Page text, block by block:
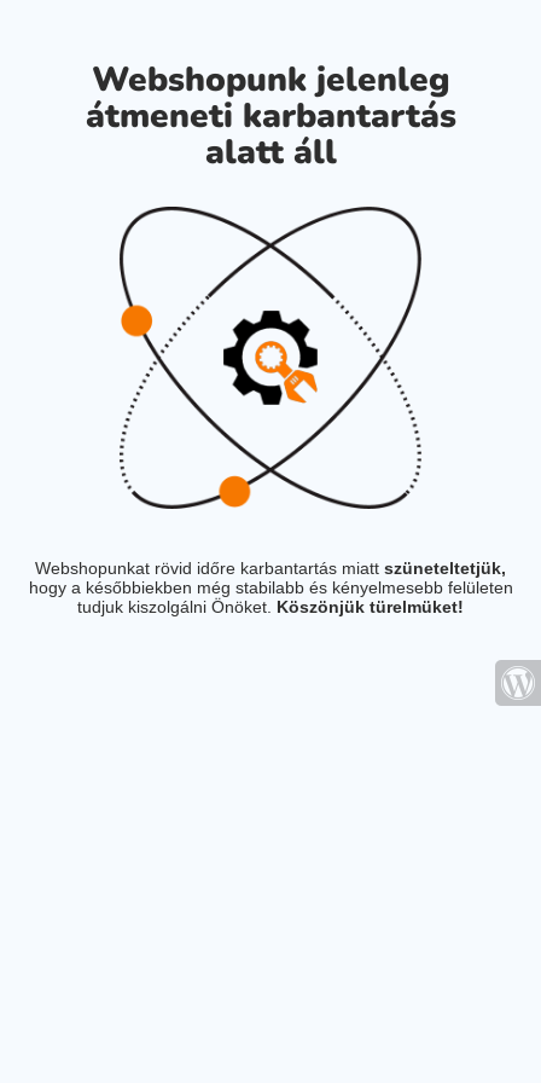
Webshopunk jelenleg
átmeneti karbantartás
alatt áll
Webshopunkat rövid időre karbantartás miatt szüneteltetjük,
hogy a későbbiekben még stabilabb és kényelmesebb felületen
tudjuk kiszolgálni Önöket. Köszönjük türelmüket!